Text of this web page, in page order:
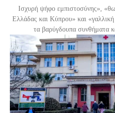
Ισχυρή ψήφο εμπιστοσύνης»,
Ελλάδας και Κύπρου» και
τα βαρύγδουπα συνθήματα